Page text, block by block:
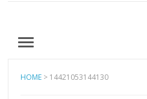
MENU
HOME > 14421053144130